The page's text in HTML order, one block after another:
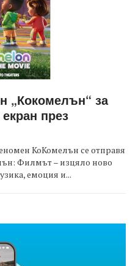
„Кокомелън“ за
през
КоКомелън се отправя
Филмът – изцяло ново
емоция и...